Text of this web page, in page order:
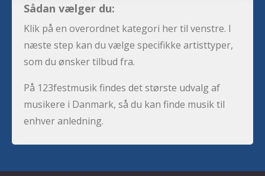
Sådan vælger du:
Klik på en overordnet kategori her til venstre. I
næste step kan du vælge specifikke artisttyper,
som du ønsker tilbud fra.
På 123festmusik findes det største udvalg af
musikere i Danmark, så du kan finde musik til
enhver anledning.